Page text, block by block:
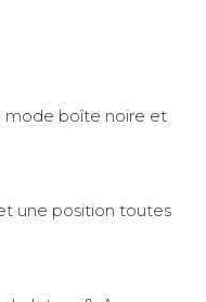
mode boîte noire et
une position toutes